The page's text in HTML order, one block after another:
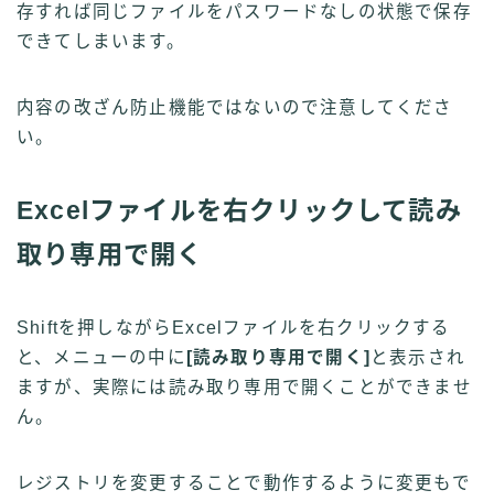
存すれば同じファイルをパスワードなしの状態で保存
できてしまいます。
内容の改ざん防止機能ではないので注意してくださ
い。
Excelファイルを右クリックして読み
取り専用で開く
Shiftを押しながらExcelファイルを右クリックする
と、メニューの中に [読み取り専用で開く] と表示され
ますが、実際には読み取り専用で開くことができませ
ん。
レジストリを変更することで動作するように変更もで